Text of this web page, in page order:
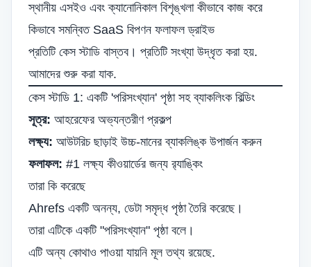
স্থানীয় এসইও এবং ক্যানোনিকাল বিশৃঙ্খলা কীভাবে কাজ করে
কিভাবে সমন্বিত SaaS বিপণন ফলাফল ড্রাইভ
প্রতিটি কেস স্টাডি বাস্তব। প্রতিটি সংখ্যা উদ্ধৃত করা হয়.
আমাদের শুরু করা যাক.
কেস স্টাডি 1: একটি 'পরিসংখ্যান' পৃষ্ঠা সহ ব্যাকলিংক বিল্ডিং
সূত্র: আহরেফের অভ্যন্তরীণ প্রকল্প
লক্ষ্য: আউটরিচ ছাড়াই উচ্চ-মানের ব্যাকলিঙ্ক উপার্জন করুন
ফলাফল: #1 লক্ষ্য কীওয়ার্ডের জন্য র‌্যাঙ্কিং
তারা কি করেছে
Ahrefs একটি অনন্য, ডেটা সমৃদ্ধ পৃষ্ঠা তৈরি করেছে।
তারা এটিকে একটি "পরিসংখ্যান" পৃষ্ঠা বলে।
এটি অন্য কোথাও পাওয়া যায়নি মূল তথ্য রয়েছে.